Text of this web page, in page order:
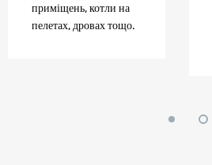
приміщень, котли на
пелетах, дровах тощо.